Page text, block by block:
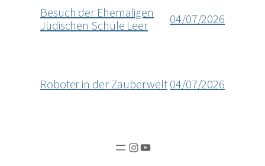
Besuch der Ehemaligen
Jüdischen Schule Leer
04/07/2026
Roboter in der Zauberwelt 04/07/2026